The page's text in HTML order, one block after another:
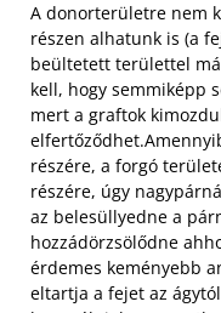
A donorterületre nem
részen alhatunk is (a
beültetett területtel
kell, hogy semmiképp
mert a graftok
részére, a forgó
részére, úgy
az belesüllyedne a
hozzádörzsölődne
érdemes keményebb
eltartja a fejet az